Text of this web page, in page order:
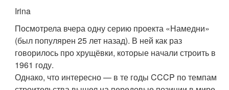
Irina
Посмотрела вчера одну серию проекта «Намедни»
(был популярен 25 лет назад). В ней как раз
говорилось про хрущёвки, которые начали строить в
1961 году.
Однако, что интересно — в те годы CCCP по темпам